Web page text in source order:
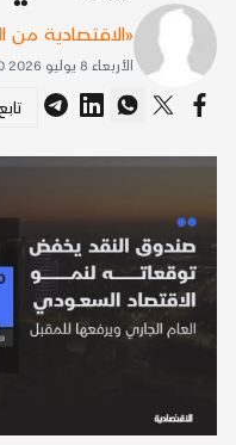
«الاقتصادية من
الأربعاء 8 يوليو 2026 18:10